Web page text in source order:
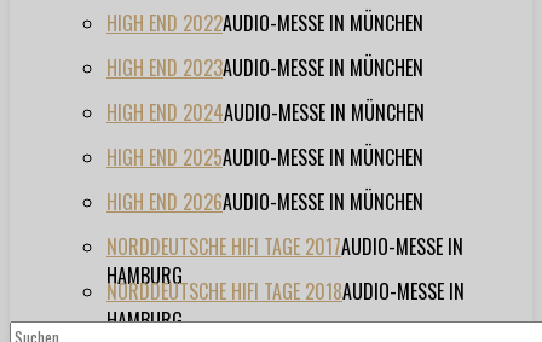
HIGH END 2022AUDIO-MESSE IN MÜNCHEN
HIGH END 2023AUDIO-MESSE IN MÜNCHEN
HIGH END 2024AUDIO-MESSE IN MÜNCHEN
HIGH END 2025AUDIO-MESSE IN MÜNCHEN
HIGH END 2026AUDIO-MESSE IN MÜNCHEN
NORDDEUTSCHE HIFI TAGE 2017AUDIO-MESSE IN
HAMBURG
NORDDEUTSCHE HIFI TAGE 2018AUDIO-MESSE IN
HAMBURG